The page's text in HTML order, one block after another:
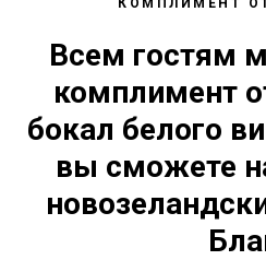
КОМПЛИМЕНТ ОТ
Всем гостям
комплимент
бокал белого
вы сможете